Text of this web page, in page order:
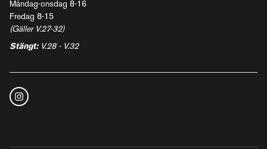
Måndag-onsdag 8-16
Fredag 8-15
(Gäller V.27-32)
Stängt: V.28 - V.32